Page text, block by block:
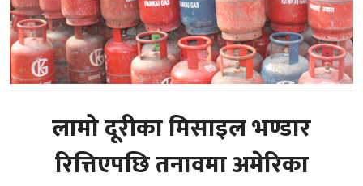
लामो दूरीका मिसाइल भण्डार
रित्तिएपछि तनावमा अमेरिका